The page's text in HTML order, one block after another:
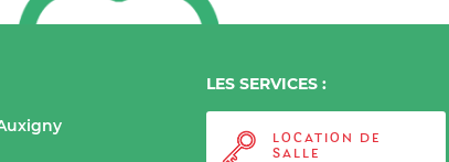
LES SERVICES :
LOCATION DE
SALLE